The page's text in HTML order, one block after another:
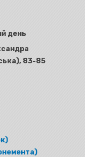
день
83-85